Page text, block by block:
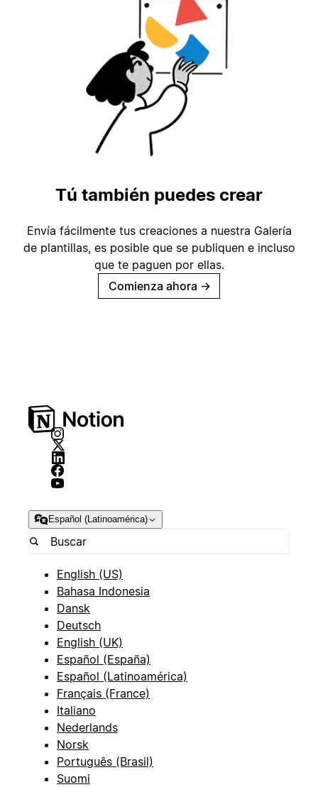
Tú también puedes crear
Envía fácilmente tus creaciones a nuestra Galería
de plantillas, es posible que se publiquen e incluso
que te paguen por ellas.
Comienza ahora →
Español (Latinoamérica)
English (US)
Bahasa Indonesia
Dansk
Deutsch
English (UK)
Español (España)
Español (Latinoamérica)
Français (France)
Italiano
Nederlands
Norsk
Português (Brasil)
Suomi